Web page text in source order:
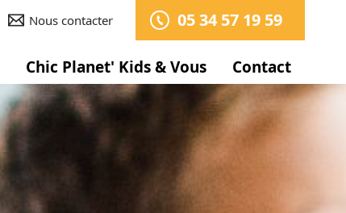
Nous contacter 05 34 57 19 59
Chic Planet' Kids & Vous Contact